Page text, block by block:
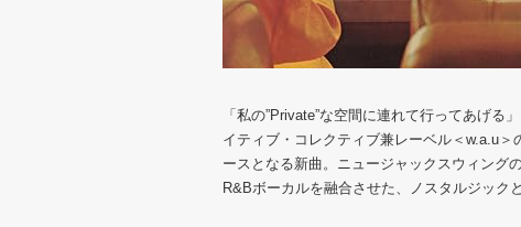
「私の”Private”な空間に連れて行ってあげ
イティブ・コレクティブ兼レーベル＜w.a.u
ースとなる新曲。ニュージャックスウィング
R&Bボーカルを融合させた、ノスタルジック